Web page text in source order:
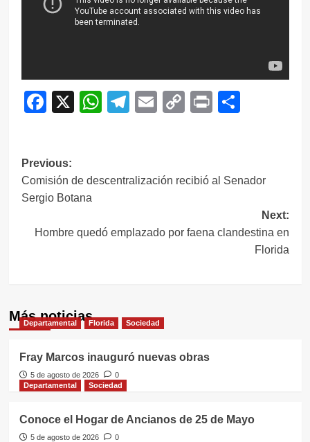
Facebook
X WhatsApp
Telegram
EmailCopy
Print
Navegación
de
entradas
Previous:
Comisión de descentralización recibió al Senador
Sergio Botana
Next:
Hombre quedó emplazado por faena clandestina en
Florida
Más noticias
Departamental Florida Sociedad
Fray Marcos inauguró nuevas obras
5 de agosto de 2026
0
Departamental
Sociedad
Conoce el Hogar de Ancianos de 25 de Mayo
5 de agosto de 2026
0